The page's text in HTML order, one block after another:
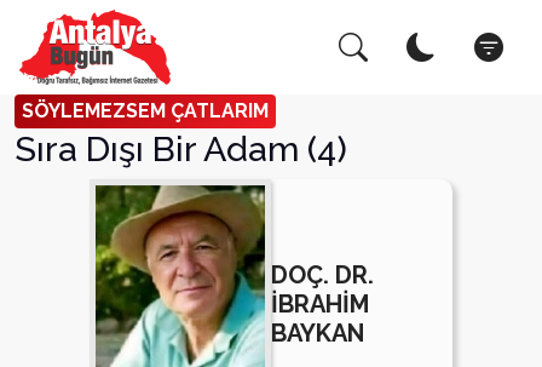
SÖYLEMEZSEM ÇATLARIM
Sıra Dışı Bir Adam (4)
DOÇ. DR.
İBRAHİM
BAYKAN
Arama Yap! Kapat